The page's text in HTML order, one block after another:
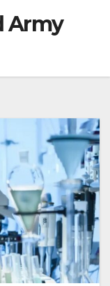
Army